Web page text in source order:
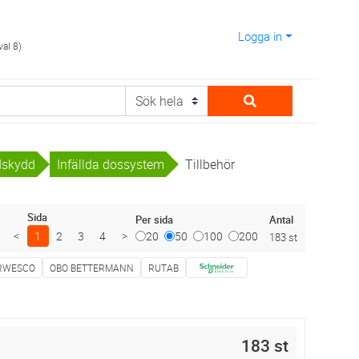
8)
Logga in
Infällda dossystem Tillbehör
Sida
< 1 2 3 4 >
Per sida
20 50 100 200
Antal
183 st
OBO BETTERMANN RUTAB
183 st